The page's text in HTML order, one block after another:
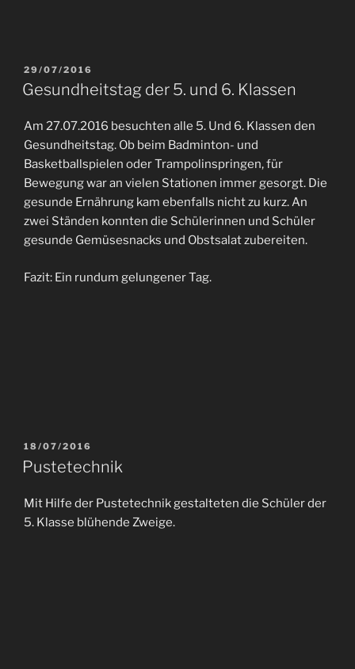
29/07/2016
Gesundheitstag der 5. und 6. Klassen
Am 27.07.2016 besuchten alle 5. Und 6. Klassen den
Gesundheitstag. Ob beim Badminton- und
Basketballspielen oder Trampolinspringen, für
Bewegung war an vielen Stationen immer gesorgt. Die
gesunde Ernährung kam ebenfalls nicht zu kurz. An
zwei Ständen konnten die Schülerinnen und Schüler
gesunde Gemüsesnacks und Obstsalat zubereiten.
Fazit: Ein rundum gelungener Tag.
18/07/2016
Pustetechnik
Mit Hilfe der Pustetechnik gestalteten die Schüler der
5. Klasse blühende Zweige.